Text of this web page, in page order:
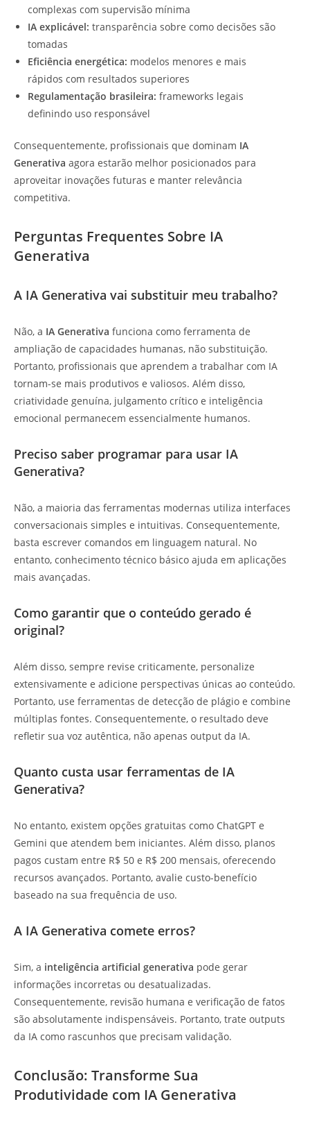
complexas com supervisão mínima
IA explicável: transparência sobre como decisões são
tomadas
Eficiência energética: modelos menores e mais
rápidos com resultados superiores
Regulamentação brasileira: frameworks legais
definindo uso responsável
Consequentemente, profissionais que dominam IA
Generativa agora estarão melhor posicionados para
aproveitar inovações futuras e manter relevância
competitiva.
Perguntas Frequentes Sobre IA
Generativa
A IA Generativa vai substituir meu trabalho?
Não, a IA Generativa funciona como ferramenta de
ampliação de capacidades humanas, não substituição.
Portanto, profissionais que aprendem a trabalhar com IA
tornam-se mais produtivos e valiosos. Além disso,
criatividade genuína, julgamento crítico e inteligência
emocional permanecem essencialmente humanos.
Preciso saber programar para usar IA
Generativa?
Não, a maioria das ferramentas modernas utiliza interfaces
conversacionais simples e intuitivas. Consequentemente,
basta escrever comandos em linguagem natural. No
entanto, conhecimento técnico básico ajuda em aplicações
mais avançadas.
Como garantir que o conteúdo gerado é
original?
Além disso, sempre revise criticamente, personalize
extensivamente e adicione perspectivas únicas ao conteúdo.
Portanto, use ferramentas de detecção de plágio e combine
múltiplas fontes. Consequentemente, o resultado deve
refletir sua voz autêntica, não apenas output da IA.
Quanto custa usar ferramentas de IA
Generativa?
No entanto, existem opções gratuitas como ChatGPT e
Gemini que atendem bem iniciantes. Além disso, planos
pagos custam entre R$ 50 e R$ 200 mensais, oferecendo
recursos avançados. Portanto, avalie custo-benefício
baseado na sua frequência de uso.
A IA Generativa comete erros?
Sim, a inteligência artificial generativa pode gerar
informações incorretas ou desatualizadas.
Consequentemente, revisão humana e verificação de fatos
são absolutamente indispensáveis. Portanto, trate outputs
da IA como rascunhos que precisam validação.
Conclusão: Transforme Sua
Produtividade com IA Generativa